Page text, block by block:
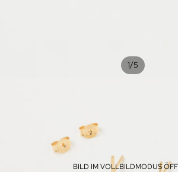
1/5
BILD IM VOLLBILDMODUS